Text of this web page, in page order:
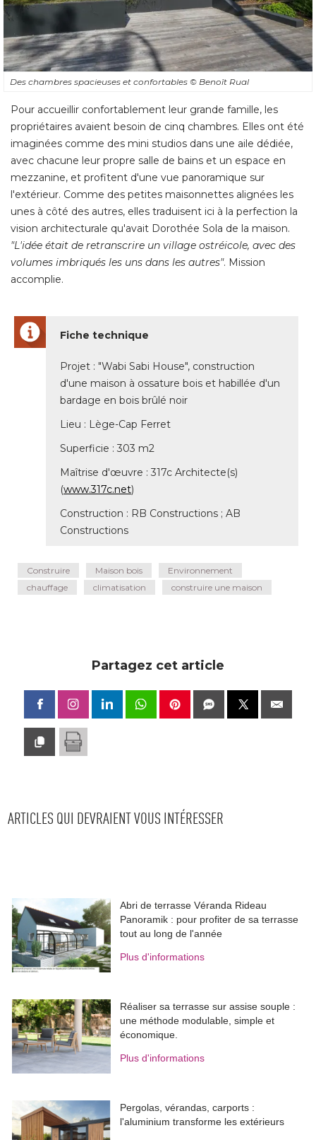
Des chambres spacieuses et confortables © Benoît Rual
Pour accueillir confortablement leur grande famille, les
propriétaires avaient besoin de cinq chambres. Elles ont été
imaginées comme des mini studios dans une aile dédiée,
avec chacune leur propre salle de bains et un espace en
mezzanine, et profitent d'une vue panoramique sur
l'extérieur. Comme des petites maisonnettes alignées les
unes à côté des autres, elles traduisent ici à la perfection la
vision architecturale qu'avait Dorothée Sola de la maison.
"L'idée était de retranscrire un village ostréicole, avec des
volumes imbriqués les uns dans les autres". Mission
accomplie.
Fiche technique
Projet : "Wabi Sabi House", construction
d'une maison à ossature bois et habillée d'un
bardage en bois brûlé noir
Lieu : Lège-Cap Ferret
Superficie : 303 m2
Maîtrise d'œuvre : 317c Architecte(s)
(www.317c.net)
Construction : RB Constructions ; AB
Constructions
Construire Maison bois
Environnement
chauffage
climatisation construire une maison
Partagez cet article
ARTICLES QUI DEVRAIENT VOUS INTÉRESSER
Abri de terrasse Véranda Rideau
Panoramik : pour profiter de sa terrasse
tout au long de l'année
Plus d'informations
Réaliser sa terrasse sur assise souple :
une méthode modulable, simple et
économique.
Plus d'informations
Pergolas, vérandas, carports :
l'aluminium transforme les extérieurs